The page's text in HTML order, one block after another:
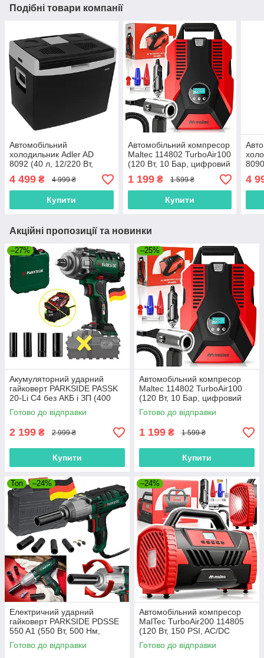
Подібні товари компанії
Автомобільний
холодильник Adler AD
8092 (40 л, 12/220 Вт,
4 499 ₴ 4 999 ₴
Купити
Автомобільний компресор
Maltec 114802 TurboAir100
(120 Вт, 10 Бар, цифровий
1 199₴ 1 599 ₴
Купити
4
Акційні пропозиції та новинки
–27%
Акумуляторний ударний
гайковерт PARKSIDE PASSK
20-Li C4 без АКБ і ЗП (400
Нм, 1/2", 20 В, Німеччина)
Готово до відправки
2 199 ₴ 2 999 ₴
Купити
–25%
Автомобільний компресор
Maltec 114802 TurboAir100
(120 Вт, 10 Бар, цифровий
дисплей, Польща)
Готово до відправки
1 199 ₴ 1 599 ₴
Купити
Топ –24%
Електричний ударний
гайковерт PARKSIDE PDSSE
550 A1 (550 Вт, 500 Нм,
Німеччина)
Готово до відправки
–24%
Автомобільний компресор
MalTec TurboAir200 114805
(120 Вт, 150 PSI, AC/DC
12V/230V, Польща)
Готово до відправки